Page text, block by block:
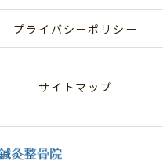
プライバシーポリシー
サイトマップ